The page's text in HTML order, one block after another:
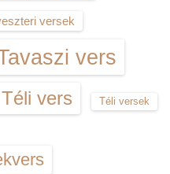
versek
vers
Téli vers Téli versek